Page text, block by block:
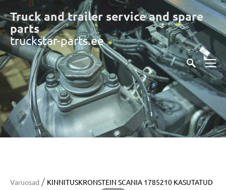
Truck and trailer service and spare
parts
truckstar-parts.ee
Varuosad / KINNITUSKRONSTEIN SCANIA 1785210 KASUTATUD